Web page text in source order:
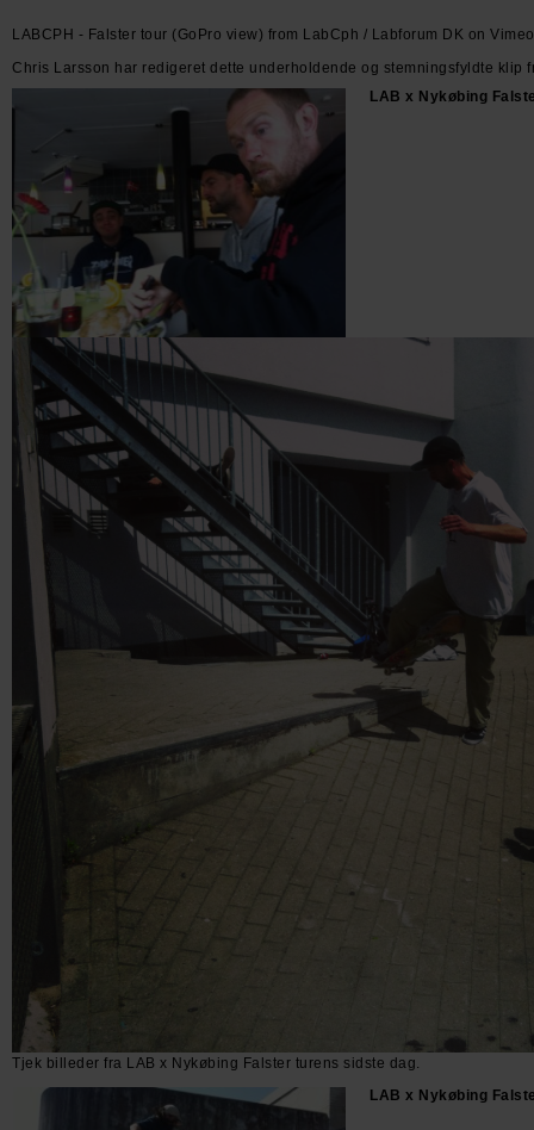
LABCPH - Falster tour (GoPro view) from LabCph / Labforum DK on Vimeo
Chris Larsson har redigeret dette underholdende og stemningsfyldte klip
LAB x Nykøbing
Tjek billeder fra LAB x Nykøbing Falster turens sidste dag.
LAB x Nykøbing